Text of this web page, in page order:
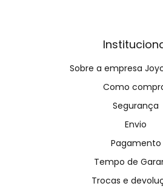
Sobre a empresa
Como
Segurança
Envio
Pagamento
Tempo de
Trocas e